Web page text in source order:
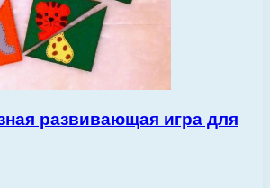
развивающая игра для